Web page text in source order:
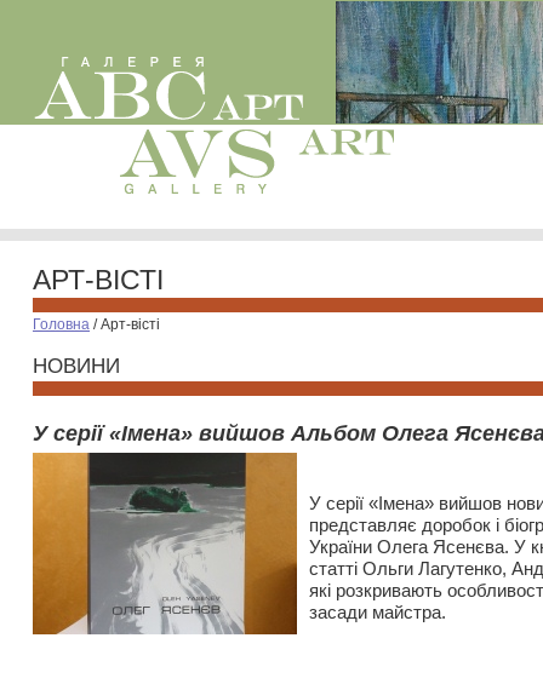
АРТ-ВІСТІ
Головна /Арт-вісті
НОВИНИ
У серії «Імена» вийшов Альбом Олега
У серії «Імена» вийшов
представляє доробок і
України Олега Ясенєва. У
статті Ольги Лагутенко,
які розкривають
засади майстра.